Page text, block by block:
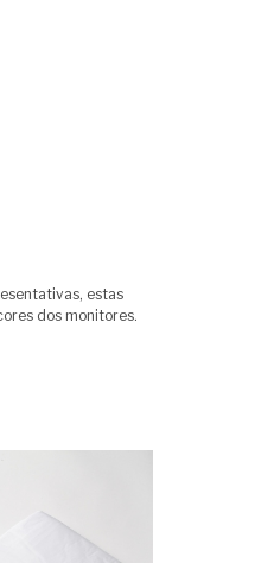
estas
dos monitores.